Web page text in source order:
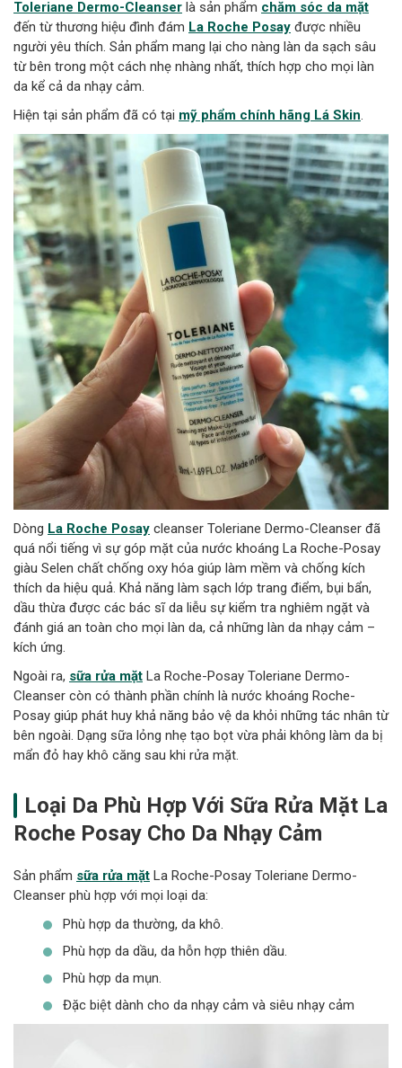
Toleriane Dermo-Cleanser là sản phẩm chăm sóc da mặt
đến từ thương hiệu đình đám La Roche Posay được nhiều
người yêu thích. Sản phẩm mang lại cho nàng làn da sạch sâu
từ bên trong một cách nhẹ nhàng nhất, thích hợp cho mọi làn
da kể cả da nhạy cảm.
Hiện tại sản phẩm đã có tại mỹ phẩm chính hãng Lá Skin.
Dòng La Roche Posay cleanser Toleriane Dermo-Cleanser đã
quá nổi tiếng vì sự góp mặt của nước khoáng La Roche-Posay
giàu Selen chất chống oxy hóa giúp làm mềm và chống kích
thích da hiệu quả. Khả năng làm sạch lớp trang điểm, bụi bẩn,
dầu thừa được các bác sĩ da liễu sự kiểm tra nghiêm ngặt và
đánh giá an toàn cho mọi làn da, cả những làn da nhạy cảm –
kích ứng.
Ngoài ra, sữa rửa mặt La Roche-Posay Toleriane Dermo-
Cleanser còn có thành phần chính là nước khoáng Roche-
Posay giúp phát huy khả năng bảo vệ da khỏi những tác nhân từ
bên ngoài. Dạng sữa lỏng nhẹ tạo bọt vừa phải không làm da bị
mẩn đỏ hay khô căng sau khi rửa mặt.
Loại Da Phù Hợp Với Sữa Rửa Mặt La
Roche Posay Cho Da Nhạy Cảm
Sản phẩm sữa rửa mặt La Roche-Posay Toleriane Dermo-
Cleanser phù hợp với mọi loại da:
Phù hợp da thường, da khô.
Phù hợp da dầu, da hỗn hợp thiên dầu.
Phù hợp da mụn.
Đặc biệt dành cho da nhạy cảm và siêu nhạy cảm